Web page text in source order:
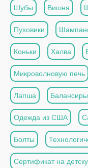
Шубы Вишня
Пуховики
Коньки Халва
Микроволновую печь
Лапша Балансиры
Одежда из США
Болты
Сертификат на